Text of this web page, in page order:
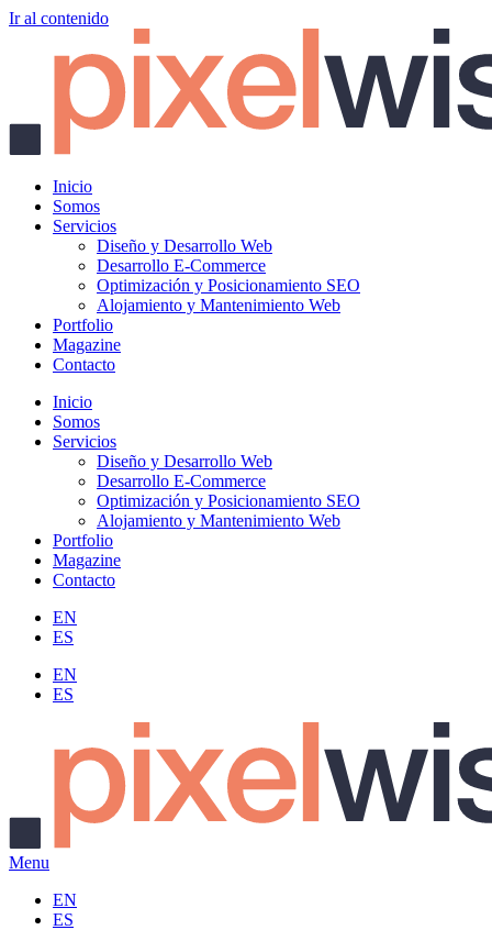
Ir al contenido
Inicio
Somos
Servicios
Diseño y Desarrollo Web
Desarrollo E-Commerce
Optimización y Posicionamiento SEO
Alojamiento y Mantenimiento Web
Portfolio
Magazine
Contacto
Inicio
Somos
Servicios
Diseño y Desarrollo Web
Desarrollo E-Commerce
Optimización y Posicionamiento SEO
Alojamiento y Mantenimiento Web
Portfolio
Magazine
Contacto
EN
ES
EN
ES
Menu
EN
ES